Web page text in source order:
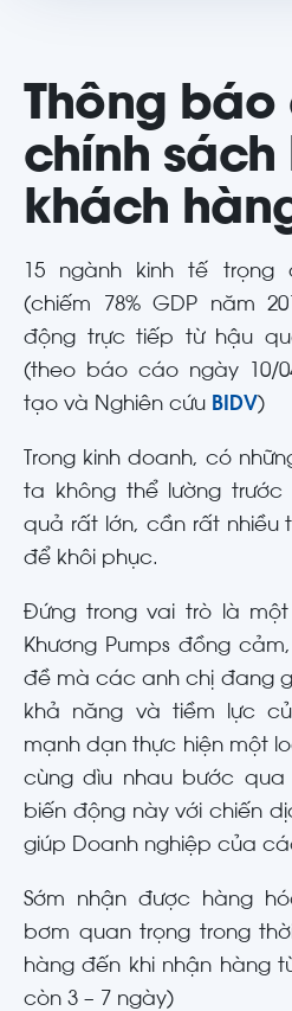
Thông
chính sách
khách
15 ngành kinh tế trọng
(chiếm 78% GDP năm
động trực tiếp từ hậu
(theo báo cáo ngày 10/
tạo và Nghiên cứu BIDV)
Trong kinh doanh, có
ta không thể lường
quả rất lớn, cần rất nhiều
để khôi phục.
Đứng trong vai trò là
Khương Pumps đồng
đề mà các anh chị đang
khả năng và tiềm lực
mạnh dạn thực hiện một
cùng dìu nhau bước
biến động này với chiến
giúp Doanh nghiệp của
Sớm nhận được hàng
bơm quan trọng trong
hàng đến khi nhận hàng
còn 3 – 7 ngày)